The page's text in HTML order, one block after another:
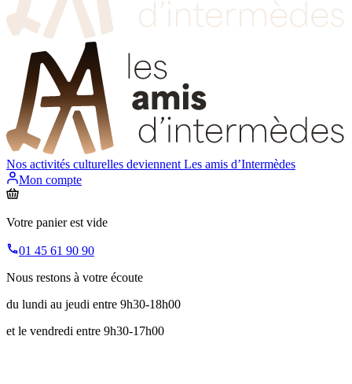
Nos activités culturelles deviennent Les amis d’Intermèdes
Mon compte
Votre panier est vide
01 45 61 90 90
Nous restons à votre écoute
du lundi au jeudi entre 9h30-18h00
et le vendredi entre 9h30-17h00